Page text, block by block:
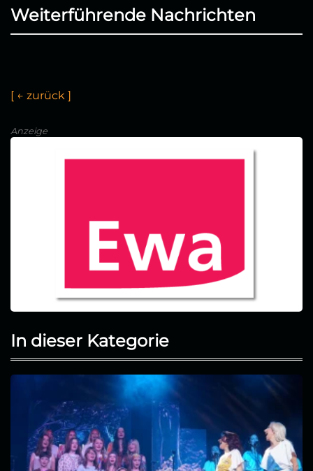
Weiterführende Nachrichten
[ ← zurück ]
Anzeige
In dieser Kategorie